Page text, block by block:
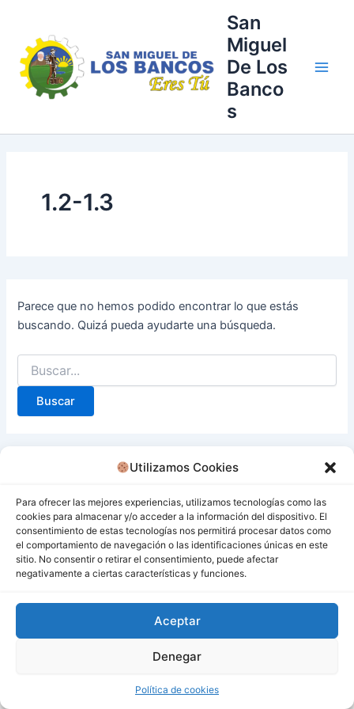
Utilizamos Cookies
Para ofrecer las mejores experiencias, utilizamos tecnologías como las
cookies para almacenar y/o acceder a la información del dispositivo. El
consentimiento de estas tecnologías nos permitirá procesar datos como
el comportamiento de navegación o las identificaciones únicas en este
sitio. No consentir o retirar el consentimiento, puede afectar
negativamente a ciertas características y funciones.
Aceptar
Denegar
Política de cookies
contenido
San
Miguel
De Los
Banco
s
1.2-1.3
Parece que no hemos podido encontrar lo que estás
buscando. Quizá pueda ayudarte una búsqueda.
Todos los derechos © 2026 San Miguel De Los Bancos |